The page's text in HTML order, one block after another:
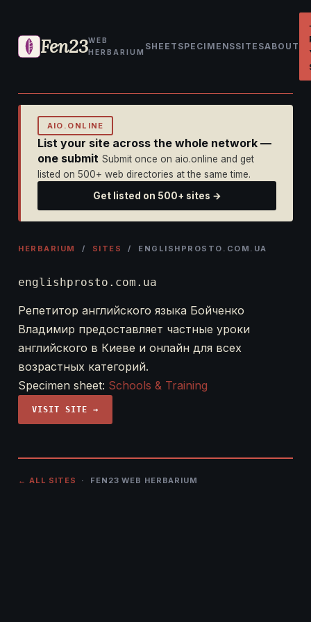
Fen23WEB
HERBARIUM
SHEET SPECIMENSSITESABOUT
AIO.ONLINE
List your site across the whole network —
one submit Submit once on aio.online and get
listed on 500+ web directories at the same time.
Get listed on 500+ sites →
HERBARIUM / SITES / ENGLISHPROSTO.COM.UA
englishprosto.com.ua
Репетитор английского языка Бойченко
Владимир предоставляет частные уроки
английского в Киеве и онлайн для всех
возрастных категорий.
Specimen sheet: Schools & Training
VISIT SITE →
← ALL SITES · FEN23 WEB HERBARIUM